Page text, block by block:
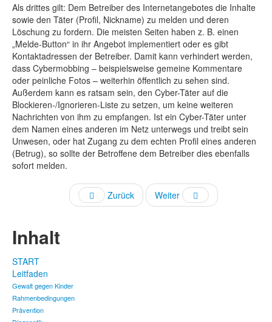
Als drittes gilt: Dem Betreiber des Internetangebotes die Inhalte
sowie den Täter (Profil, Nickname) zu melden und deren
Löschung zu fordern. Die meisten Seiten haben z. B. einen
„Melde-Button“ in ihr Angebot implementiert oder es gibt
Kontaktadressen der Betreiber. Damit kann verhindert werden,
dass Cybermobbing – beispielsweise gemeine Kommentare
oder peinliche Fotos – weiterhin öffentlich zu sehen sind.
Außerdem kann es ratsam sein, den Cyber-Täter auf die
Blockieren-/Ignorieren-Liste zu setzen, um keine weiteren
Nachrichten von ihm zu empfangen. Ist ein Cyber-Täter unter
dem Namen eines anderen im Netz unterwegs und treibt sein
Unwesen, oder hat Zugang zu dem echten Profil eines anderen
(Betrug), so sollte der Betroffene dem Betreiber dies ebenfalls
sofort melden.
Zurück Weiter
Inhalt
START
Leitfaden
Gewalt gegen Kinder
Rahmenbedingungen
Prävention